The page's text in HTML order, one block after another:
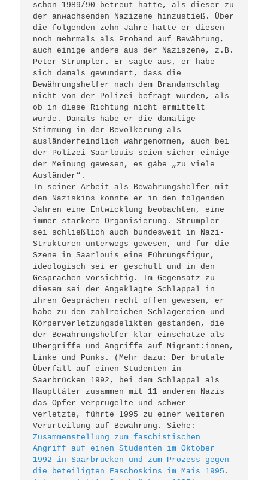
schon 1989/90 betreut hatte, als dieser zu
der anwachsenden Nazizene hinzustieß. Über
die folgenden zehn Jahre hatte er diesen
noch mehrmals als Proband auf Bewährung,
auch einige andere aus der Naziszene, z.B.
Peter Strumpler. Er sagte aus, er habe
sich damals gewundert, dass die
Bewährungshelfer nach dem Brandanschlag
nicht von der Polizei befragt wurden, als
ob in diese Richtung nicht ermittelt
würde. Damals habe er die damalige
Stimmung in der Bevölkerung als
ausländerfeindlich wahrgenommen, auch bei
der Polizei Saarlouis seien sicher einige
der Meinung gewesen, es gäbe „zu viele
Ausländer“.
In seiner Arbeit als Bewährungshelfer mit
den Naziskins konnte er in den folgenden
Jahren eine Entwicklung beobachten, eine
immer stärkere Organisierung. Strumpler
sei schließlich auch bundesweit in Nazi-
Strukturen unterwegs gewesen, und für die
Szene in Saarlouis eine Führungsfigur,
ideologisch sei er geschult und in den
Gesprächen vorsichtig. Im Gegensatz zu
diesem sei der Angeklagte Schlappal in
ihren Gesprächen recht offen gewesen, er
habe zu den zahlreichen Schlägereien und
Körperverletzungsdelikten gestanden, die
der Bewährungshelfer klar einschätze als
Übergriffe und Angriffe auf Migrant:innen,
Linke und Punks. (Mehr dazu: Der brutale
Überfall auf einen Studenten in
Saarbrücken 1992, bei dem Schlappal als
Haupttäter zusammen mit 11 anderen Nazis
das Opfer verprügelte und schwer
verletzte, führte 1995 zu einer weiteren
Zusammenstellung zum faschistischen
Angriff auf einen Studenten im Oktober
1992 in Saarbrücken und zum Prozess gegen
die beteiligten Faschoskins im Mais 1995.